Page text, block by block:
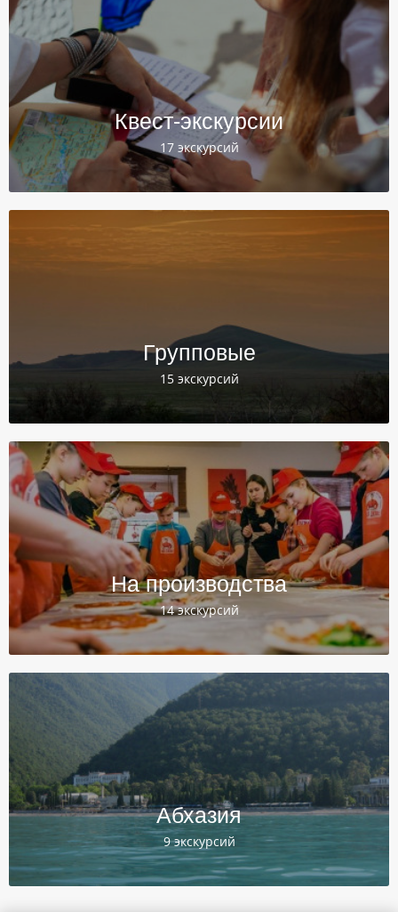
Квест-экскурсии
17 экскурсий
Групповые
15 экскурсий
На производства
14 экскурсий
Абхазия
9 экскурсий